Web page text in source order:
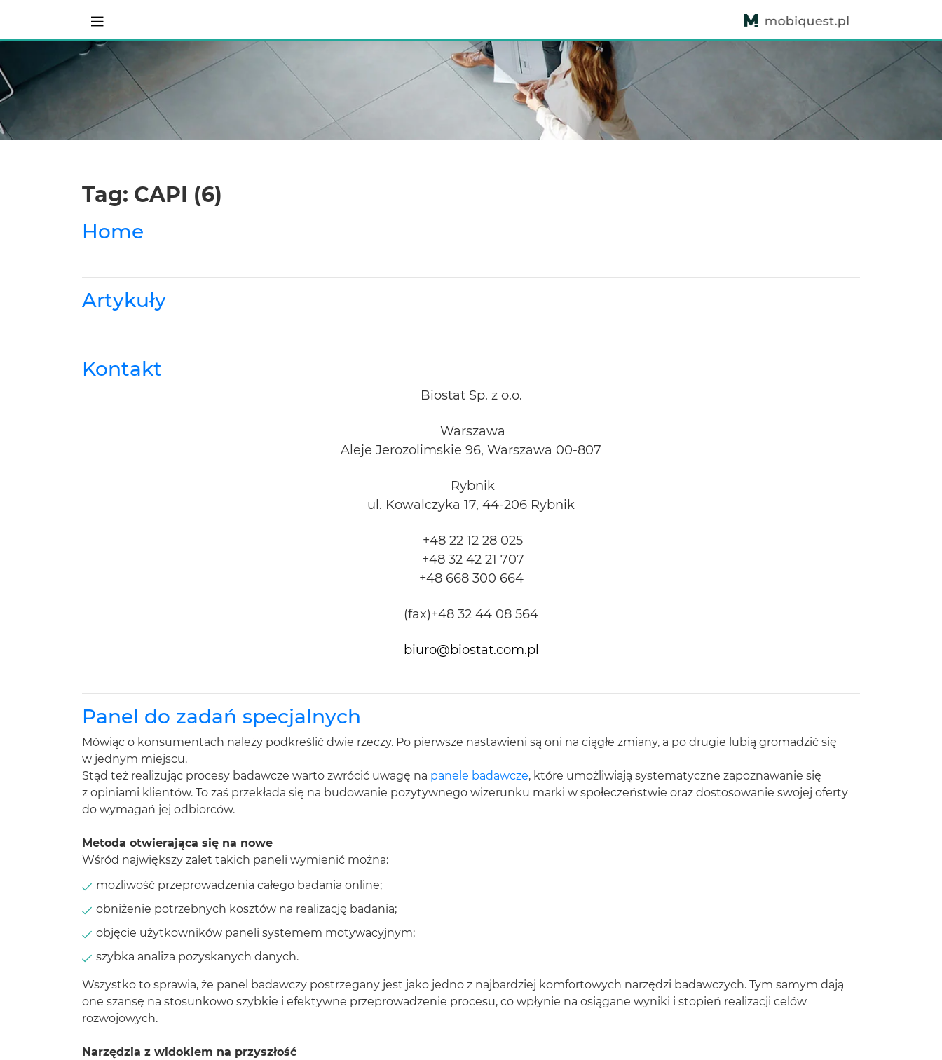
Tag: CAPI (6)
Home
Artykuły
Kontakt
Biostat Sp. z o.o.
Warszawa
Aleje Jerozolimskie 96, Warszawa 00-807
Rybnik
ul. Kowalczyka 17, 44-206 Rybnik
+48 22 12 28 025
+48 32 42 21 707
+48 668 300 664
(fax)+48 32 44 08 564
biuro@biostat.com.pl
Panel do zadań specjalnych
Mówiąc o konsumentach należy podkreślić dwie rzeczy. Po pierwsze nastawieni są oni na ciągłe zmiany, a po drugie lubią gromadzić się
w jednym miejscu.
Stąd też realizując procesy badawcze warto zwrócić uwagę na panele badawcze, które umożliwiają systematyczne zapoznawanie się
z opiniami klientów. To zaś przekłada się na budowanie pozytywnego wizerunku marki w społeczeństwie oraz dostosowanie swojej oferty
do wymagań jej odbiorców.
Metoda otwierająca się na nowe
Wśród największy zalet takich paneli wymienić można:
możliwość przeprowadzenia całego badania online;
obniżenie potrzebnych kosztów na realizację badania;
objęcie użytkowników paneli systemem motywacyjnym;
szybka analiza pozyskanych danych.
Wszystko to sprawia, że panel badawczy postrzegany jest jako jedno z najbardziej komfortowych narzędzi badawczych. Tym samym dają
one szansę na stosunkowo szybkie i efektywne przeprowadzenie procesu, co wpłynie na osiągane wyniki i stopień realizacji celów
rozwojowych.
Narzędzia z widokiem na przyszłość